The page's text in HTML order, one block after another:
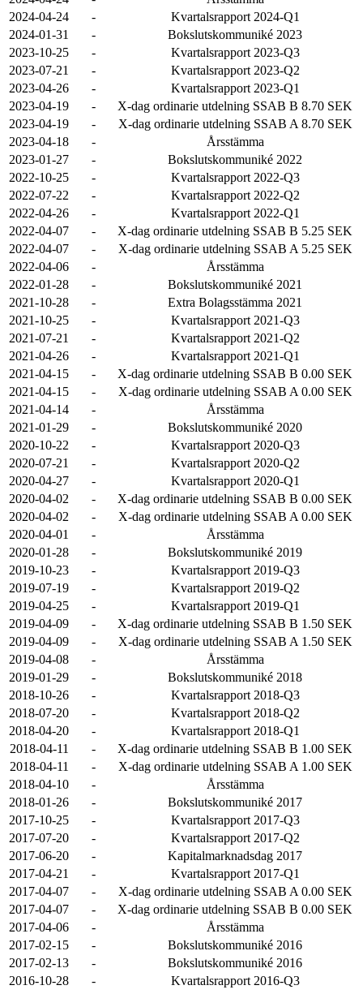
2024-04-24
-
Kvartalsrapport 2024-Q1
2024-01-31
-
Bokslutskommuniké 2023
2023-10-25
-
Kvartalsrapport 2023-Q3
2023-07-21
-
Kvartalsrapport 2023-Q2
2023-04-26
-
Kvartalsrapport 2023-Q1
2023-04-19
-
X-dag ordinarie utdelning SSAB B 8.70 SEK
2023-04-19
-
X-dag ordinarie utdelning SSAB A 8.70 SEK
2023-04-18
-
Årsstämma
2023-01-27
-
Bokslutskommuniké 2022
2022-10-25
-
Kvartalsrapport 2022-Q3
2022-07-22
-
Kvartalsrapport 2022-Q2
2022-04-26
-
Kvartalsrapport 2022-Q1
2022-04-07
-
X-dag ordinarie utdelning SSAB B 5.25 SEK
2022-04-07
-
X-dag ordinarie utdelning SSAB A 5.25 SEK
2022-04-06
-
Årsstämma
2022-01-28
-
Bokslutskommuniké 2021
2021-10-28
-
Extra Bolagsstämma 2021
2021-10-25
-
Kvartalsrapport 2021-Q3
2021-07-21
-
Kvartalsrapport 2021-Q2
2021-04-26
-
Kvartalsrapport 2021-Q1
2021-04-15
-
X-dag ordinarie utdelning SSAB B 0.00 SEK
2021-04-15
-
X-dag ordinarie utdelning SSAB A 0.00 SEK
2021-04-14
-
Årsstämma
2021-01-29
-
Bokslutskommuniké 2020
2020-10-22
-
Kvartalsrapport 2020-Q3
2020-07-21
-
Kvartalsrapport 2020-Q2
2020-04-27
-
Kvartalsrapport 2020-Q1
2020-04-02
-
X-dag ordinarie utdelning SSAB B 0.00 SEK
2020-04-02
-
X-dag ordinarie utdelning SSAB A 0.00 SEK
2020-04-01
-
Årsstämma
2020-01-28
-
Bokslutskommuniké 2019
2019-10-23
-
Kvartalsrapport 2019-Q3
2019-07-19
-
Kvartalsrapport 2019-Q2
2019-04-25
-
Kvartalsrapport 2019-Q1
2019-04-09
-
X-dag ordinarie utdelning SSAB B 1.50 SEK
2019-04-09
-
X-dag ordinarie utdelning SSAB A 1.50 SEK
2019-04-08
-
Årsstämma
2019-01-29
-
Bokslutskommuniké 2018
2018-10-26
-
Kvartalsrapport 2018-Q3
2018-07-20
-
Kvartalsrapport 2018-Q2
2018-04-20
-
Kvartalsrapport 2018-Q1
2018-04-11
-
X-dag ordinarie utdelning SSAB B 1.00 SEK
2018-04-11
-
X-dag ordinarie utdelning SSAB A 1.00 SEK
2018-04-10
-
Årsstämma
2018-01-26
-
Bokslutskommuniké 2017
2017-10-25
-
Kvartalsrapport 2017-Q3
2017-07-20
-
Kvartalsrapport 2017-Q2
2017-06-20
-
Kapitalmarknadsdag 2017
2017-04-21
-
Kvartalsrapport 2017-Q1
2017-04-07
-
X-dag ordinarie utdelning SSAB A 0.00 SEK
2017-04-07
-
X-dag ordinarie utdelning SSAB B 0.00 SEK
2017-04-06
-
Årsstämma
2017-02-15
-
Bokslutskommuniké 2016
2017-02-13
-
Bokslutskommuniké 2016
2016-10-28
-
Kvartalsrapport 2016-Q3